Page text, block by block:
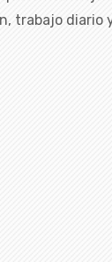
trabajo diario